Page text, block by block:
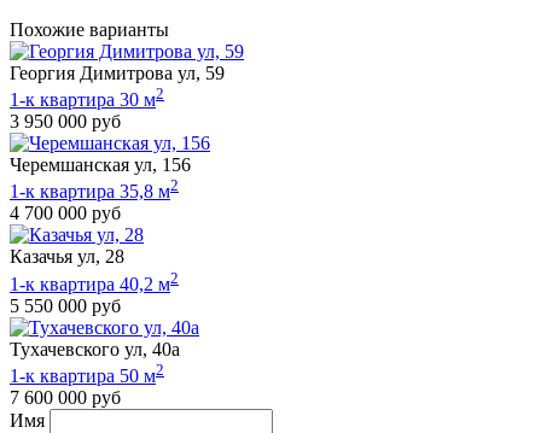
Похожие варианты
Георгия Димитрова ул, 59
1-к квартира 30 м2
3 950 000 руб
Черемшанская ул, 156
1-к квартира 35,8 м2
4 700 000 руб
Казачья ул, 28
1-к квартира 40,2 м2
5 550 000 руб
Тухачевского ул, 40а
1-к квартира 50 м2
7 600 000 руб
Имя